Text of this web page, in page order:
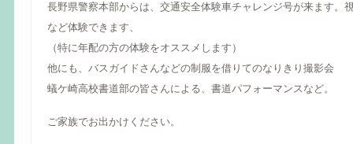
長野県警察本部からは、交通安全体験車チャレンジ号が来ます。
など体験できます、
（特に年配の方の体験をオススメします）
他にも、バスガイドさんなどの制服を借りてのなりきり撮影会
蟻ケ崎高校書道部の皆さんによる、書道パフォーマンスなど。
ご家族でお出かけください。